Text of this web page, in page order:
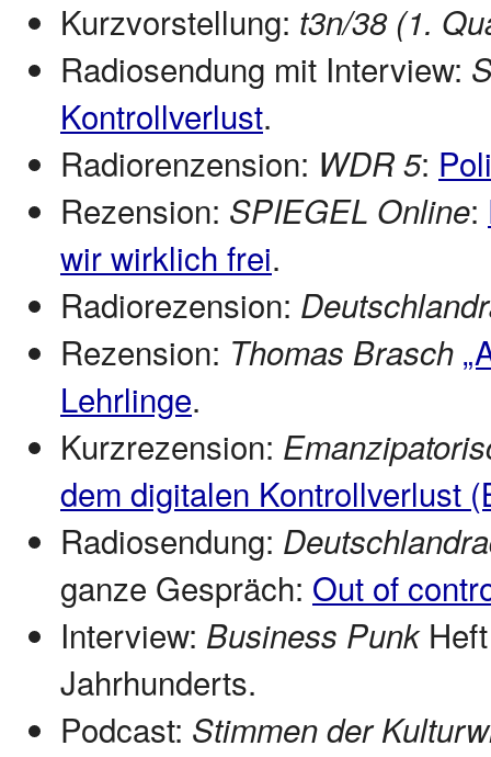
Kurzvorstellung: t3n/38 (1.
Radiosendung mit Interview:
Kontrollverlust.
Radiorenzension: WDR 5:
Rezension: SPIEGEL Online:
wir wirklich frei.
Radiorezension:
Rezension: Thomas Brasch
Lehrlinge.
Kurzrezension:
dem digitalen Kontrollverlust
Radiosendung:
ganze Gespräch: Out of
Interview: Business PunkHeft
Jahrhunderts.
Podcast: Stimmen der